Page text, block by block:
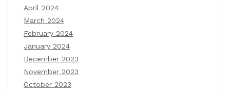
April 2024
March 2024
February 2024
January 2024
December 2023
November 2023
October 2023